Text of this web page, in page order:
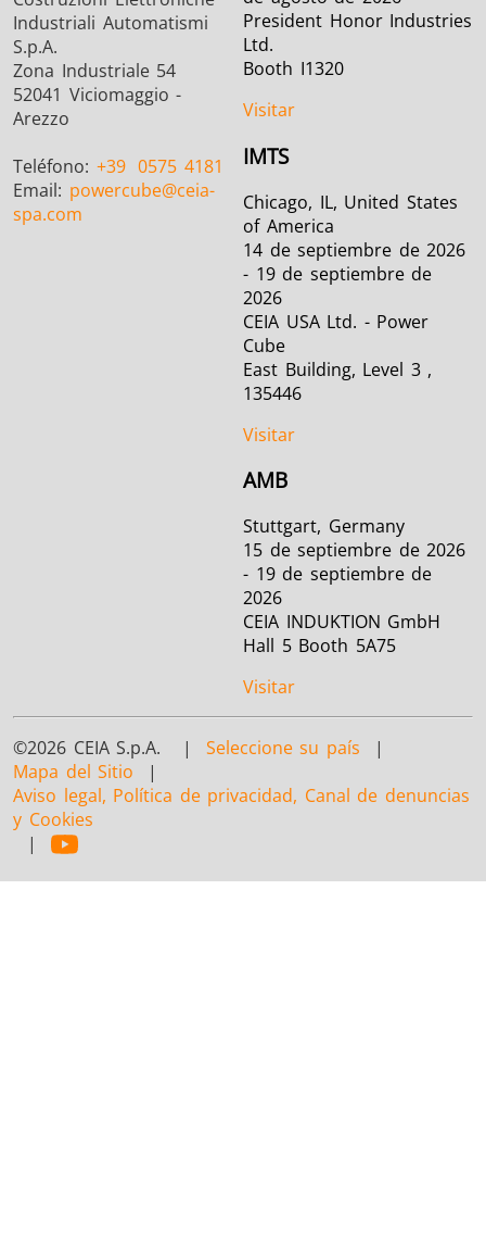
Industriali Automatismi
S.p.A.
Zona Industriale 54
52041 Viciomaggio -
Arezzo
Teléfono: +39 0575 4181
Email: powercube@ceia-
spa.com
President Honor Industries
Ltd.
Booth I1320
Visitar
IMTS
Chicago, IL, United States
of America
14 de septiembre de 2026
- 19 de septiembre de
2026
CEIA USA Ltd. - Power
Cube
East Building, Level 3 ,
135446
Visitar
AMB
Stuttgart, Germany
15 de septiembre de 2026
- 19 de septiembre de
2026
CEIA INDUKTION GmbH
Hall 5 Booth 5A75
Visitar
©2026 CEIA S.p.A. | Seleccione su país |
Mapa del Sitio |
Aviso legal, Política de privacidad, Canal de denuncias
y Cookies
|